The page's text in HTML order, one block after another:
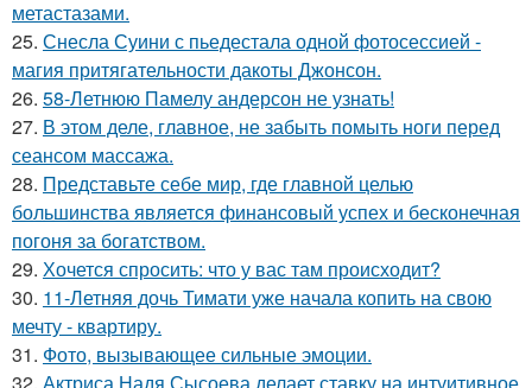
метастазами.
25. Снесла Суини с пьедестала одной фотосессией -
магия притягательности дакоты Джонсон.
26. 58-Летнюю Памелу андерсон не узнать!
27. В этом деле, главное, не забыть помыть ноги перед
сеансом массажа.
28. Представьте себе мир, где главной целью
большинства является финансовый успех и бесконечная
погоня за богатством.
29. Хочется спросить: что у вас там происходит?
30. 11-Летняя дочь Тимати уже начала копить на свою
мечту - квартиру.
31. Фото, вызывающее сильные эмоции.